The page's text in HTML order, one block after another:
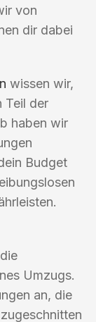
von
dir dabei
wissen wir,
Teil der
haben wir
Budget
Umzugs.
an, die